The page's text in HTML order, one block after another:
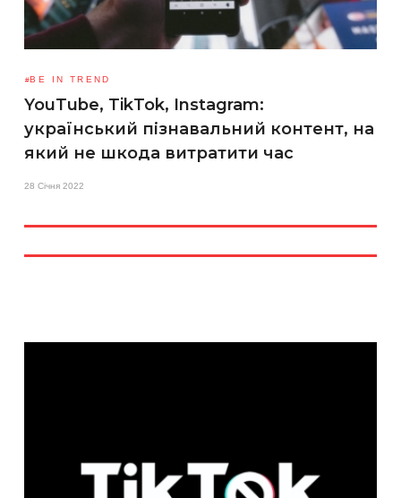
BE IN TREND
YouTube, TikTok, Instagram:
український пізнавальний контент, на
який не шкода витратити час
28 Січня 2022